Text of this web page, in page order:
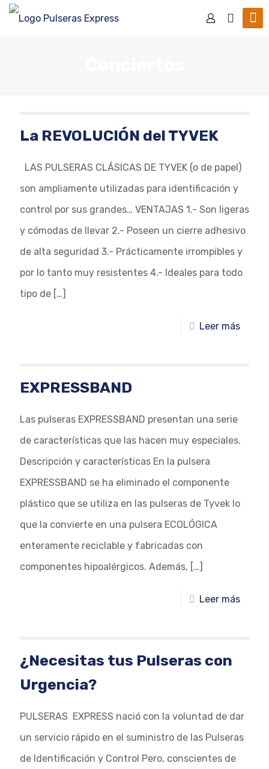
La REVOLUCIÓN del TYVEK
LAS PULSERAS CLÁSICAS DE TYVEK (o de papel)
son ampliamente utilizadas para identificación y
control por sus grandes… VENTAJAS 1.- Son ligeras
y cómodas de llevar 2.- Poseen un cierre adhesivo
de alta seguridad 3.- Prácticamente irrompibles y
por lo tanto muy resistentes 4.- Ideales para todo
tipo de […]
Leer más
EXPRESSBAND
Las pulseras EXPRESSBAND presentan una serie
de características que las hacen muy especiales.
Descripción y características En la pulsera
EXPRESSBAND se ha eliminado el componente
plástico que se utiliza en las pulseras de Tyvek lo
que la convierte en una pulsera ECOLÓGICA
enteramente reciclable y fabricadas con
componentes hipoalérgicos. Además, […]
Leer más
¿Necesitas tus Pulseras con
Urgencia?
PULSERAS EXPRESS nació con la voluntad de dar
un servicio rápido en el suministro de las Pulseras
de Identificación y Control Pero, conscientes de